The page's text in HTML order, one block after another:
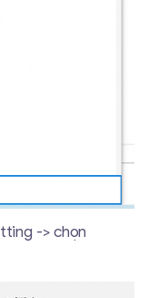
-> chọn